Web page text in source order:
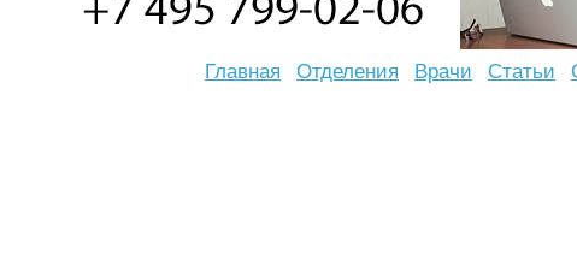
Главная Отделения Врачи Статьи